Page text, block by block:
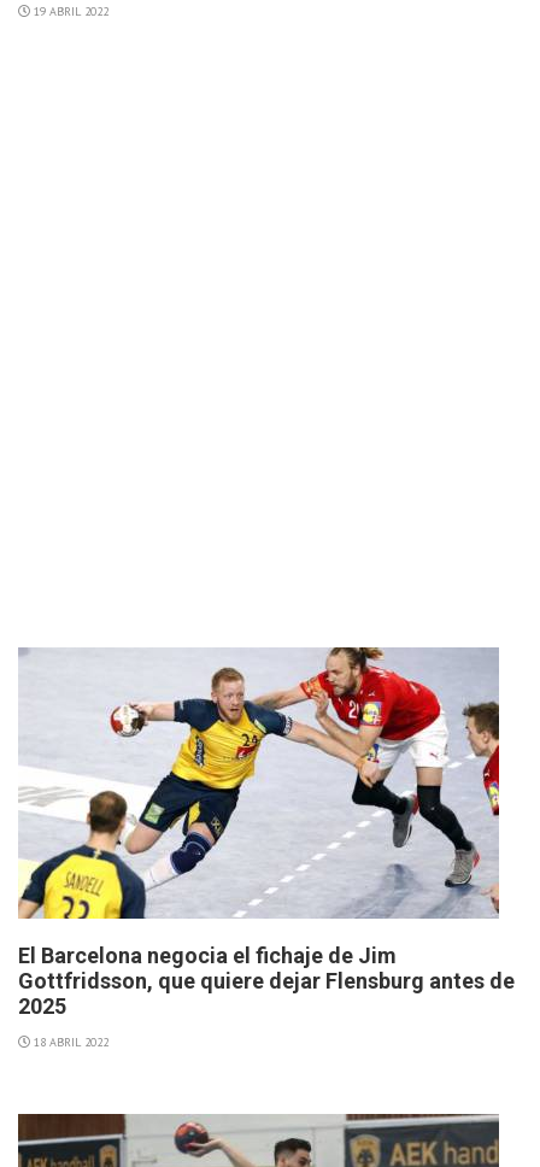
19 ABRIL 2022
El Barcelona negocia el fichaje de Jim
Gottfridsson, que quiere dejar Flensburg antes de
2025
18 ABRIL 2022